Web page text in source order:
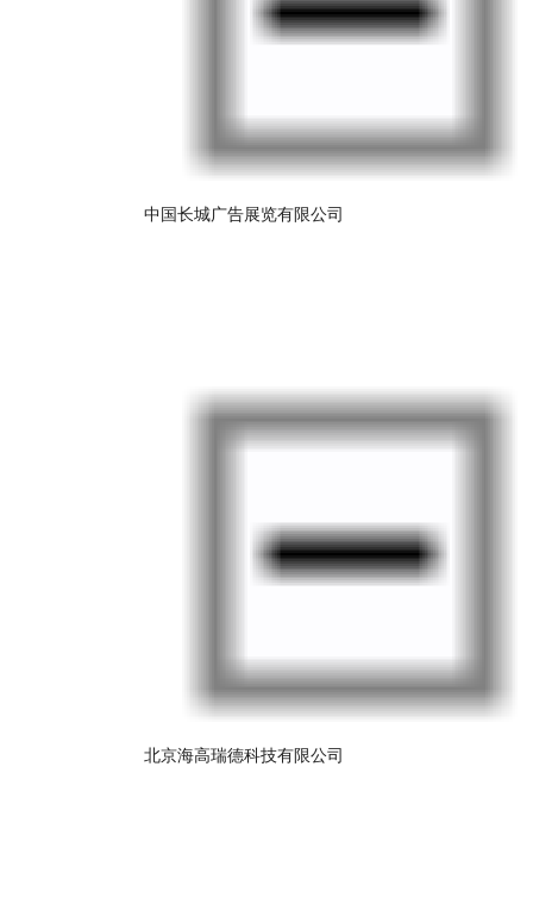
中国长城广告展览有限公司
北京海高瑞德科技有限公司